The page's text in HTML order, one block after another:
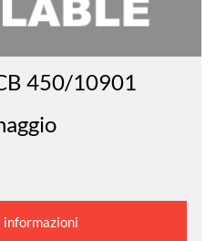
450/10901